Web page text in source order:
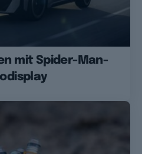
mit Spider-Man-